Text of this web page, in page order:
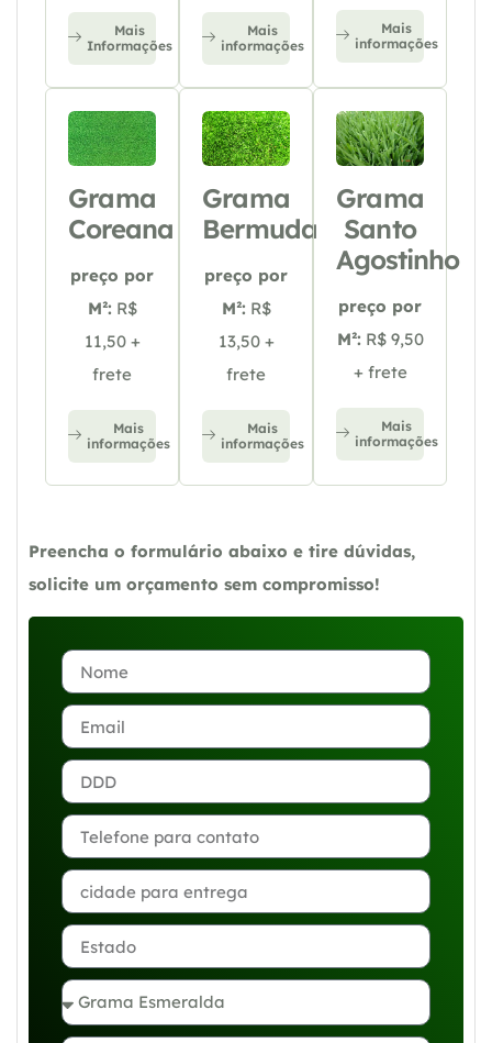
Mais
Informações
Mais
informações
Mais
informações
Grama
Coreana
preço por
M²: R$
11,50 +
frete
Mais
informações
Grama
Bermuda
preço por
M²: R$
13,50 +
frete
Mais
informações
Grama
Santo
Agostinho
preço por
M²: R$ 9,50
+ frete
Mais
informações
Preencha o formulário abaixo e tire dúvidas,
solicite um orçamento sem compromisso!